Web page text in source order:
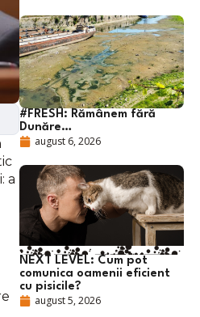
a
#FRESH: Rămânem fără
Dunăre…
august 6, 2026
NEXT LEVEL: Cum pot
comunica oamenii eficient
cu pisicile?
august 5, 2026